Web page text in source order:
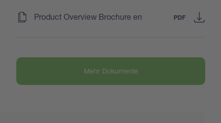
Product Overview Brochure en PDF
Mehr Dokumente